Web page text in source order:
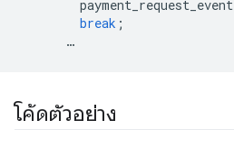
payment_request_event
break ;
…
โค้ดตัวอย่าง